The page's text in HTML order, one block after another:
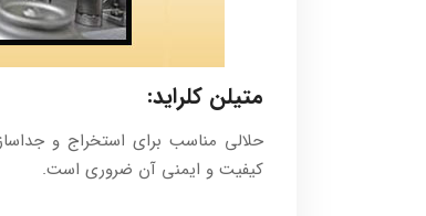
متیلن کلراید:
حلالی مناسب برای استخراج و
کیفیت و ایمنی آن ضروری است.